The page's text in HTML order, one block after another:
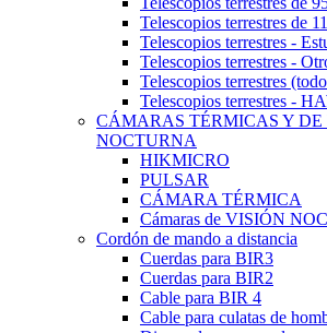
Telescopios terrestres de
Telescopios terrestres -
Telescopios terrestres -
Telescopios terrestres
Telescopios terrestres -
CÁMARAS TÉRMICAS Y DE
NOCTURNA
HIKMICRO
PULSAR
CÁMARA TÉRMICA
Cámaras de VISIÓN
Cordón de mando a distancia
Cuerdas para BIR3
Cuerdas para BIR2
Cable para BIR 4
Cable para culatas de